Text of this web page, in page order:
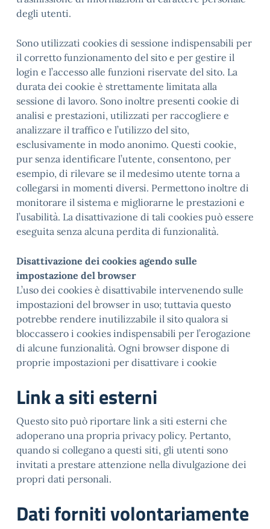
degli utenti.
Sono utilizzati cookies di sessione indispensabili per
il corretto funzionamento del sito e per gestire il
login e l’accesso alle funzioni riservate del sito. La
durata dei cookie è strettamente limitata alla
sessione di lavoro. Sono inoltre presenti cookie di
analisi e prestazioni, utilizzati per raccogliere e
analizzare il traffico e l’utilizzo del sito,
esclusivamente in modo anonimo. Questi cookie,
pur senza identificare l’utente, consentono, per
esempio, di rilevare se il medesimo utente torna a
collegarsi in momenti diversi. Permettono inoltre di
monitorare il sistema e migliorarne le prestazioni e
l’usabilità. La disattivazione di tali cookies può essere
eseguita senza alcuna perdita di funzionalità.
Disattivazione dei cookies agendo sulle
impostazione del browser
L’uso dei cookies è disattivabile intervenendo sulle
impostazioni del browser in uso; tuttavia questo
potrebbe rendere inutilizzabile il sito qualora si
bloccassero i cookies indispensabili per l’erogazione
di alcune funzionalità. Ogni browser dispone di
proprie impostazioni per disattivare i cookie
Link a siti esterni
Questo sito può riportare link a siti esterni che
adoperano una propria privacy policy. Pertanto,
quando si collegano a questi siti, gli utenti sono
invitati a prestare attenzione nella divulgazione dei
propri dati personali.
Dati forniti volontariamente